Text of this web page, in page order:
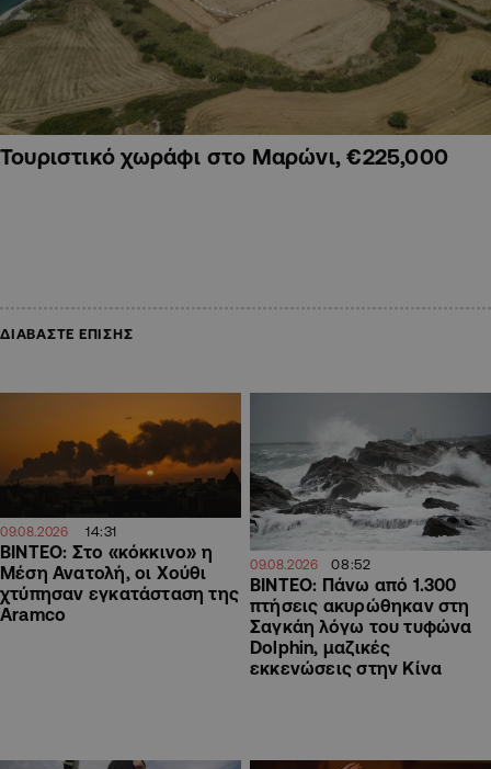
Τουριστικό χωράφι στο Μαρώνι, €225,000
ΔΙΑΒΑΣΤΕ ΕΠΙΣΗΣ
09.08.2026 14:31
ΒΙΝΤΕΟ: Στο «κόκκινο» η
Μέση Ανατολή, οι Χούθι
χτύπησαν εγκατάσταση της
Aramco
09.08.2026 08:52
ΒΙΝΤΕΟ: Πάνω από 1.300
πτήσεις ακυρώθηκαν στη
Σαγκάη λόγω του τυφώνα
Dolphin, μαζικές
εκκενώσεις στην Κίνα